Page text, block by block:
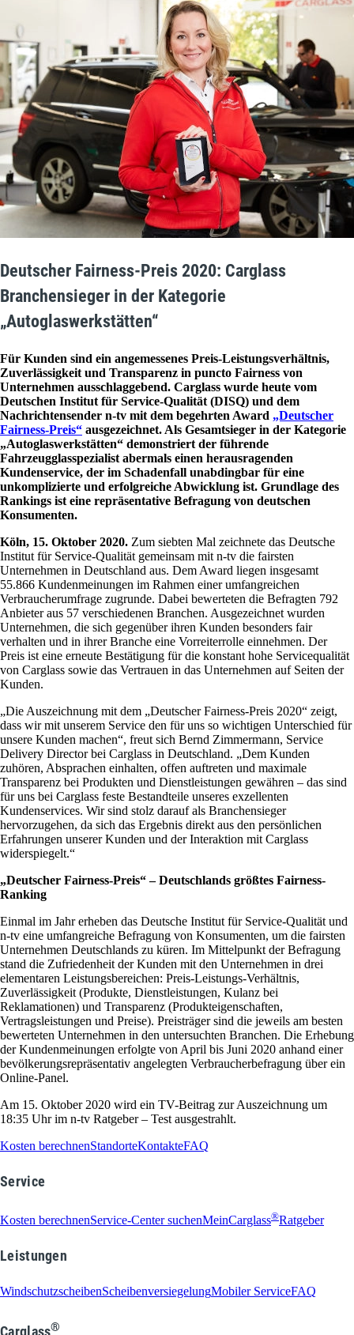
Deutscher Fairness-Preis 2020: Carglass
Branchensieger in der Kategorie
„Autoglaswerkstätten“
Für Kunden sind ein angemessenes Preis-Leistungsverhältnis,
Zuverlässigkeit und Transparenz in puncto Fairness von
Unternehmen ausschlaggebend. Carglass wurde heute vom
Deutschen Institut für Service-Qualität (DISQ) und dem
Nachrichtensender n-tv mit dem begehrten Award „Deutscher
Fairness-Preis“ ausgezeichnet. Als Gesamtsieger in der Kategorie
„Autoglaswerkstätten“ demonstriert der führende
Fahrzeugglasspezialist abermals einen herausragenden
Kundenservice, der im Schadenfall unabdingbar für eine
unkomplizierte und erfolgreiche Abwicklung ist. Grundlage des
Rankings ist eine repräsentative Befragung von deutschen
Konsumenten.
Köln, 15. Oktober 2020. Zum siebten Mal zeichnete das Deutsche
Institut für Service-Qualität gemeinsam mit n-tv die fairsten
Unternehmen in Deutschland aus. Dem Award liegen insgesamt
55.866 Kundenmeinungen im Rahmen einer umfangreichen
Verbraucherumfrage zugrunde. Dabei bewerteten die Befragten 792
Anbieter aus 57 verschiedenen Branchen. Ausgezeichnet wurden
Unternehmen, die sich gegenüber ihren Kunden besonders fair
verhalten und in ihrer Branche eine Vorreiterrolle einnehmen. Der
Preis ist eine erneute Bestätigung für die konstant hohe Servicequalität
von Carglass sowie das Vertrauen in das Unternehmen auf Seiten der
Kunden.
„Die Auszeichnung mit dem „Deutscher Fairness-Preis 2020“ zeigt,
dass wir mit unserem Service den für uns so wichtigen Unterschied für
unsere Kunden machen“, freut sich Bernd Zimmermann, Service
Delivery Director bei Carglass in Deutschland. „Dem Kunden
zuhören, Absprachen einhalten, offen auftreten und maximale
Transparenz bei Produkten und Dienstleistungen gewähren – das sind
für uns bei Carglass feste Bestandteile unseres exzellenten
Kundenservices. Wir sind stolz darauf als Branchensieger
hervorzugehen, da sich das Ergebnis direkt aus den persönlichen
Erfahrungen unserer Kunden und der Interaktion mit Carglass
widerspiegelt.“
„Deutscher Fairness-Preis“ – Deutschlands größtes Fairness-
Ranking
Einmal im Jahr erheben das Deutsche Institut für Service-Qualität und
n-tv eine umfangreiche Befragung von Konsumenten, um die fairsten
Unternehmen Deutschlands zu küren. Im Mittelpunkt der Befragung
stand die Zufriedenheit der Kunden mit den Unternehmen in drei
elementaren Leistungsbereichen: Preis-Leistungs-Verhältnis,
Zuverlässigkeit (Produkte, Dienstleistungen, Kulanz bei
Reklamationen) und Transparenz (Produkteigenschaften,
Vertragsleistungen und Preise). Preisträger sind die jeweils am besten
bewerteten Unternehmen in den untersuchten Branchen. Die Erhebung
der Kundenmeinungen erfolgte von April bis Juni 2020 anhand einer
bevölkerungsrepräsentativ angelegten Verbraucherbefragung über ein
Online-Panel.
Am 15. Oktober 2020 wird ein TV-Beitrag zur Auszeichnung um
18:35 Uhr im n-tv Ratgeber – Test ausgestrahlt.
Kosten berechnenStandorteKontakteFAQ
Service
Kosten berechnenService-Center suchenMeinCarglass®Ratgeber
Leistungen
WindschutzscheibenScheibenversiegelungMobiler ServiceFAQ
Carglass®